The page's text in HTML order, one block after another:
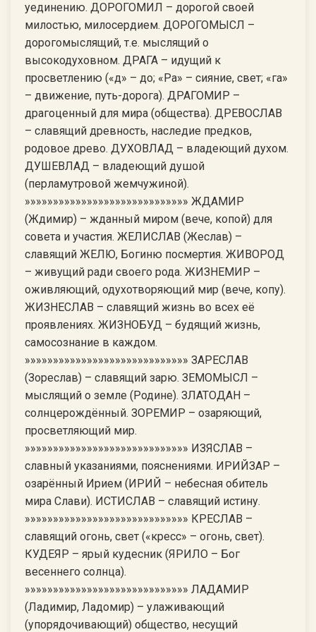
уединению. ДОРОГОМИЛ – дорогой своей
милостью, милосердием. ДОРОГОМЫСЛ –
дорогомыслящий, т.е. мыслящий о
высокодуховном. ДРАГА – идущий к
просветлению («д» – до; «Ра» – сияние, свет; «га»
– движение, путь-дорога). ДРАГОМИР –
драгоценный для мира (общества). ДРЕВОСЛАВ
– славящий древность, наследие предков,
родовое древо. ДУХОВЛАД – владеющий духом.
ДУШЕВЛАД – владеющий душой
(перламутровой жемчужиной).
»»»»»»»»»»»»»»»»»»»»»»»»»»»»» ЖДАМИР
(Ждимир) – жданный миром (вече, копой) для
совета и участия. ЖЕЛИСЛАВ (Жеслав) –
славящий ЖЕЛЮ, Богиню посмертия. ЖИВОРОД
– живущий ради своего рода. ЖИЗНЕМИР –
оживляющий, одухотворяющий мир (вече, копу).
ЖИЗНЕСЛАВ – славящий жизнь во всех её
проявлениях. ЖИЗНОБУД – будящий жизнь,
самосознание в каждом.
»»»»»»»»»»»»»»»»»»»»»»»»»»»»» ЗАРЕСЛАВ
(Зореслав) – славящий зарю. ЗЕМОМЫСЛ –
мыслящий о земле (Родине). ЗЛАТОДАН –
солнцерождённый. ЗОРЕМИР – озаряющий,
просветляющий мир.
»»»»»»»»»»»»»»»»»»»»»»»»»»»»» ИЗЯСЛАВ –
славный указаниями, пояснениями. ИРИЙЗАР –
озарённый Ирием (ИРИЙ – небесная обитель
мира Слави). ИСТИСЛАВ – славящий истину.
»»»»»»»»»»»»»»»»»»»»»»»»»»»»» КРЕСЛАВ –
славящий огонь, свет («кресс» – огонь, свет).
КУДЕЯР – ярый кудесник (ЯРИЛО – Бог
весеннего солнца).
»»»»»»»»»»»»»»»»»»»»»»»»»»»»» ЛАДАМИР
(Ладимир, Ладомир) – улаживающий
(упорядочивающий) общество, несущий